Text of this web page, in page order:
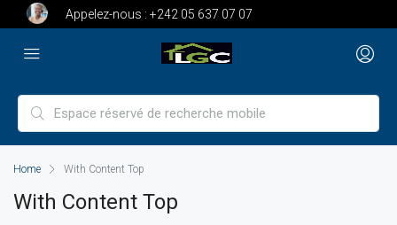
Appelez-nous : +242 05 637 07 07
Home With Content Top
With Content Top